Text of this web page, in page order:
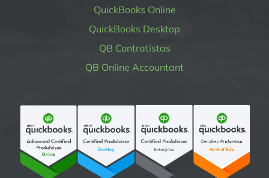
QuickBooks Online
QuickBooks Desktop
QB Contratistas
QB Online Accountant